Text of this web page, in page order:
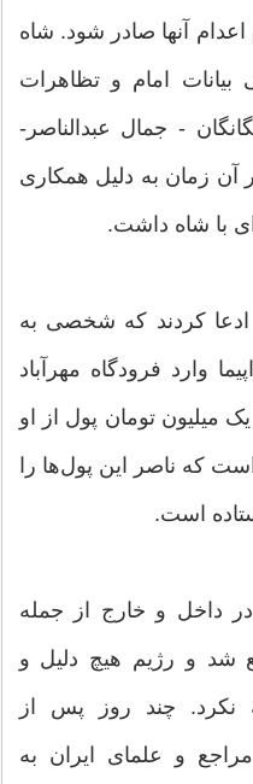
آنها صادر شود. شاه
امام و تظاهرات
- جمال‌ عبدالناصر-
آن زمان به دلیل همکاری
با شاه داشت.
ادعا کردند که شخصی به
وارد فرودگاه مهرآباد
میلیون تومان پول از او
که ناصر این پول‌ها را
است.
در داخل و خارج از جمله
شد و رژیم هیچ دلیل و
چند روز پس از
و علمای ایران به